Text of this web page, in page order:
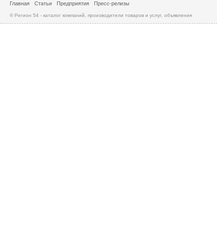
Главная Статьи Предприятия Пресс-релизы
© Регион 54 - каталог компаний, производители товаров и услуг, объявления